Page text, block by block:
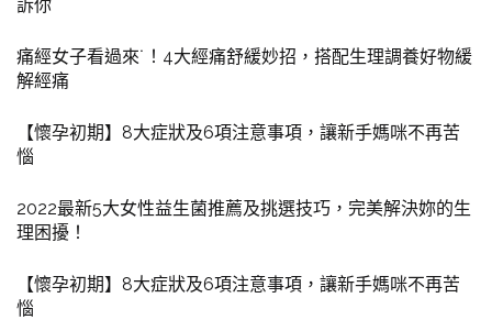
訴你
痛經女子看過來˙！4大經痛舒緩妙招，搭配生理調養好物緩
解經痛
【懷孕初期】8大症狀及6項注意事項，讓新手媽咪不再苦
惱
2022最新5大女性益生菌推薦及挑選技巧，完美解決妳的生
理困擾！
【懷孕初期】8大症狀及6項注意事項，讓新手媽咪不再苦
惱